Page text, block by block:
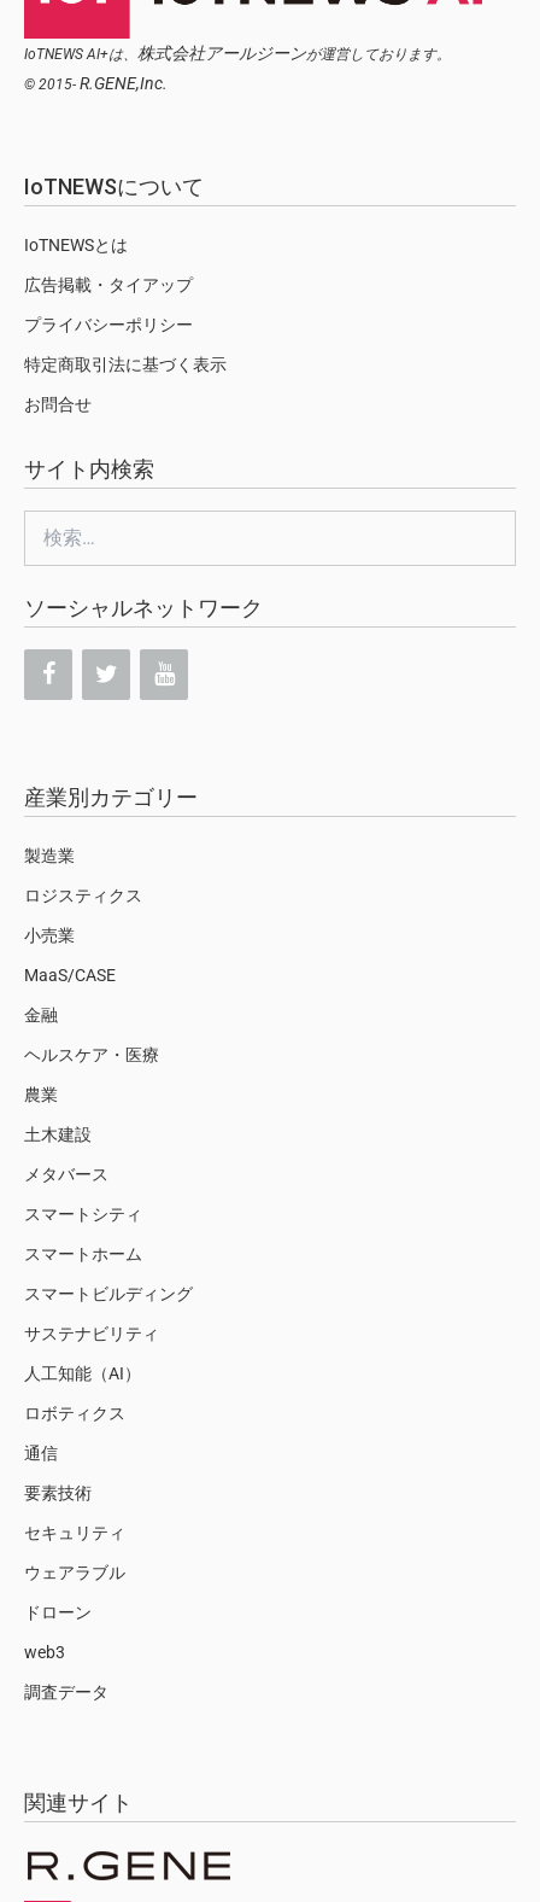
IoTNEWS AI+は、 株式会社アールジーンが運営しております。
© 2015- R.GENE,Inc.
IoTNEWSについて
IoTNEWSとは
広告掲載・タイアップ
プライバシーポリシー
特定商取引法に基づく表示
お問合せ
サイト内検索
索:
ソーシャルネットワーク
産業別カテゴリー
製造業
ロジスティクス
小売業
MaaS/CASE
金融
ヘルスケア・医療
農業
土木建設
メタバース
スマートシティ
スマートホーム
スマートビルディング
サステナビリティ
人工知能（AI）
ロボティクス
通信
要素技術
セキュリティ
ウェアラブル
ドローン
web3
調査データ
関連サイト